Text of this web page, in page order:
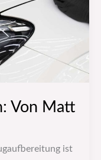
Von Matt
ist